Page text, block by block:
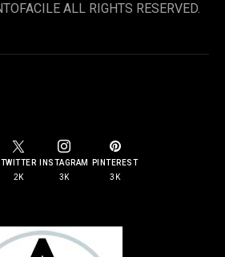
ALL RIGHTS RESERVED.
TWITTER
2K
INSTAGRAM
3K
PINTEREST
3K